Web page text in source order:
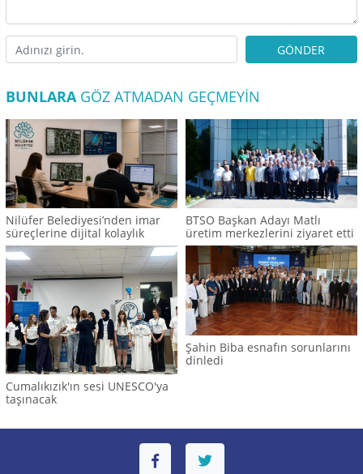
GÖNDER
BUNLARA GÖZ ATMADAN GEÇMEYIN
Nilüfer Belediyesi’nden imar
süreçlerine dijital kolaylık
BTSO Başkan Adayı Matlı
üretim merkezlerini ziyaret etti
Cumalıkızık'ın sesi UNESCO'ya
taşınacak
Şahin Biba esnafın sorunlarını
dinledi